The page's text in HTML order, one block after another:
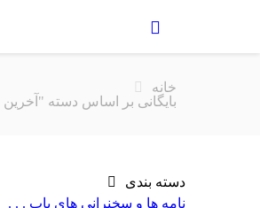
خانه
بایگانی بر اساس دسته
دسته بندی
نامه ها و سخنرانی های پاپ . . .